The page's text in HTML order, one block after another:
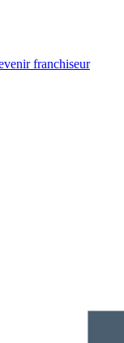
franchiseur